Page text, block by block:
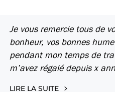
Je vous remercie tous de
bonheur, vos bonnes
pendant mon temps de
m’avez régalé depuis x
LIRE LA SUITE